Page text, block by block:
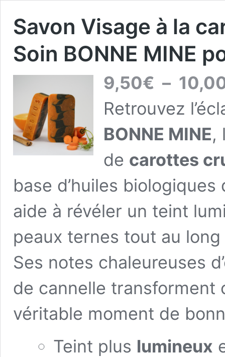
Savon Visage à la
Soin BONNE MINE
9,50€ –
Retrouvez
BONNE MINE,
de carottes
base d’huiles
aide à révéler un teint
peaux ternes tout au long
Ses notes chaleureuses
de cannelle transforment
véritable moment de
Teint plus lumineux